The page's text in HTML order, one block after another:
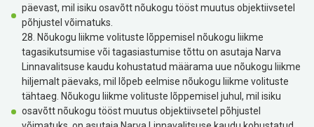
päevast, mil isiku osavõtt nõukogu tööst muutus objektiivsetel
põhjustel võimatuks.
28. Nõukogu liikme volituste lõppemisel nõukogu liikme
tagasikutsumise või tagasiastumise tõttu on asutaja Narva
Linnavalitsuse kaudu kohustatud määrama uue nõukogu liikme
hiljemalt päevaks, mil lõpeb eelmise nõukogu liikme volituste
tähtaeg. Nõukogu liikme volituste lõppemisel juhul, mil isiku
osavõtt nõukogu tööst muutus objektiivsetel põhjustel